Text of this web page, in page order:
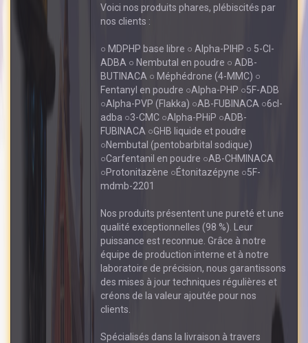
Voici nos produits phares, plébiscités par
nos clients :
○ MDPHP base libre ○ Alpha-PIHP ○ 5-Cl-
ADBA ○ Nembutal en poudre ○ ADB-
BUTINACA ○ Méphédrone (4-MMC) ○
Fentanyl en poudre ○Alpha-PHP ○5F-ADB
○Alpha-PVP (Flakka) ○AB-FUBINACA ○6cl-
adba ○3-CMC ○Alpha-PHiP ○ADB-
FUBINACA ○GHB liquide et poudre
○Nembutal (pentobarbital sodique)
○Carfentanil en poudre ○AB-CHMINACA
○Protonitazène ○Étonitazépyne ○5F-
mdmb-2201
Nos produits présentent une pureté et une
qualité exceptionnelles (98 %). Leur
puissance est reconnue. Grâce à notre
équipe de production interne et à notre
laboratoire de précision, nous garantissons
des mises à jour techniques régulières et
créons de la valeur ajoutée pour nos
clients.
Spécialisés dans la livraison à travers